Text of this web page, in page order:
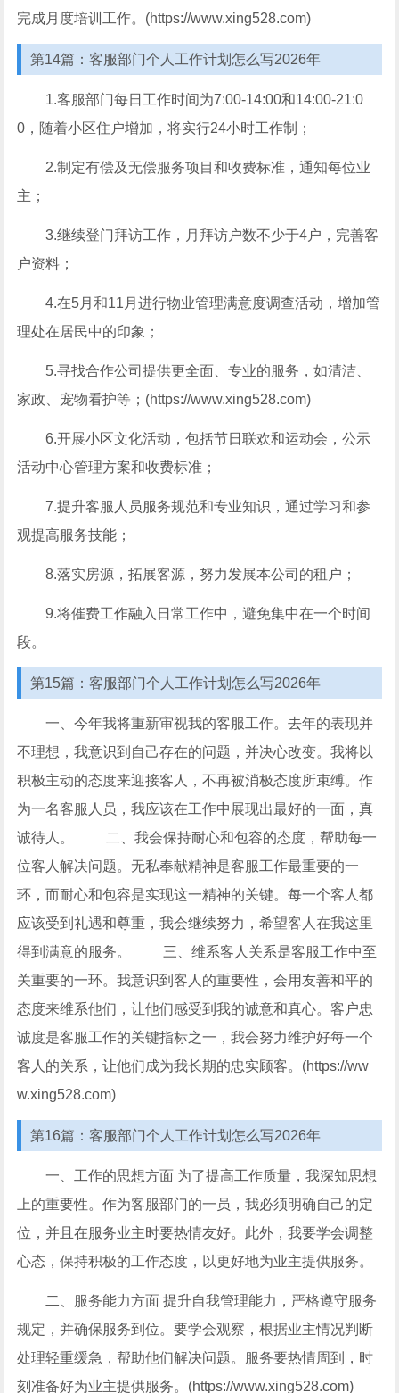
完成月度培训工作。(https://www.xing528.com)
第14篇：客服部门个人工作计划怎么写2026年
1.客服部门每日工作时间为7:00-14:00和14:00-21:0
0，随着小区住户增加，将实行24小时工作制；
2.制定有偿及无偿服务项目和收费标准，通知每位业
主；
3.继续登门拜访工作，月拜访户数不少于4户，完善客
户资料；
4.在5月和11月进行物业管理满意度调查活动，增加管
理处在居民中的印象；
5.寻找合作公司提供更全面、专业的服务，如清洁、
家政、宠物看护等；(https://www.xing528.com)
6.开展小区文化活动，包括节日联欢和运动会，公示
活动中心管理方案和收费标准；
7.提升客服人员服务规范和专业知识，通过学习和参
观提高服务技能；
8.落实房源，拓展客源，努力发展本公司的租户；
9.将催费工作融入日常工作中，避免集中在一个时间
段。
第15篇：客服部门个人工作计划怎么写2026年
一、今年我将重新审视我的客服工作。去年的表现并
不理想，我意识到自己存在的问题，并决心改变。我将以
积极主动的态度来迎接客人，不再被消极态度所束缚。作
为一名客服人员，我应该在工作中展现出最好的一面，真
诚待人。 二、我会保持耐心和包容的态度，帮助每一
位客人解决问题。无私奉献精神是客服工作最重要的一
环，而耐心和包容是实现这一精神的关键。每一个客人都
应该受到礼遇和尊重，我会继续努力，希望客人在我这里
得到满意的服务。 三、维系客人关系是客服工作中至
关重要的一环。我意识到客人的重要性，会用友善和平的
态度来维系他们，让他们感受到我的诚意和真心。客户忠
诚度是客服工作的关键指标之一，我会努力维护好每一个
客人的关系，让他们成为我长期的忠实顾客。(https://ww
w.xing528.com)
第16篇：客服部门个人工作计划怎么写2026年
一、工作的思想方面 为了提高工作质量，我深知思想
上的重要性。作为客服部门的一员，我必须明确自己的定
位，并且在服务业主时要热情友好。此外，我要学会调整
心态，保持积极的工作态度，以更好地为业主提供服务。
二、服务能力方面 提升自我管理能力，严格遵守服务
规定，并确保服务到位。要学会观察，根据业主情况判断
处理轻重缓急，帮助他们解决问题。服务要热情周到，时
刻准备好为业主提供服务。(https://www.xing528.com)